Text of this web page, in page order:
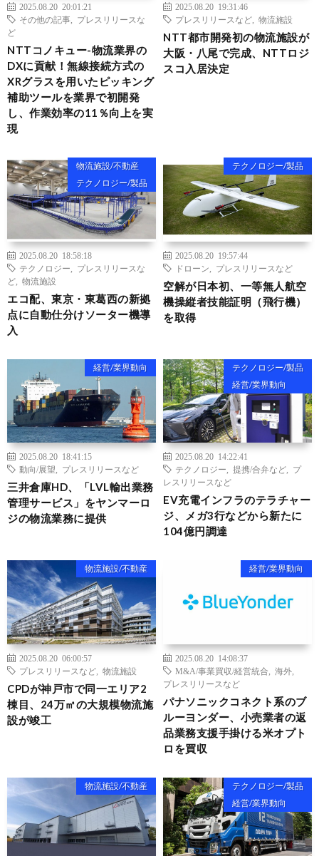
2025.08.20 20:01:21
その他の記事
プレスリリースな
ど
NTTコノキュー-物流業界の
DXに貢献！無線接続方式の
XRグラスを用いたピッキング
補助ツールを業界で初開発
し、作業効率の11％向上を実
現
2025.08.20 19:31:46
プレスリリースなど
物流施設
NTT都市開発初の物流施設が
⼤阪・⼋尾で完成、NTTロジ
スコ入居決定
物流施設/不動産
テクノロジー/製品
2025.08.20 18:58:18
テクノロジー
プレスリリースな
ど
物流施設
エコ配、東京・東葛西の新拠
点に自動仕分けソーター機導
入
テクノロジー/製品
2025.08.20 19:57:44
ドローン
プレスリリースなど
空解が日本初、一等無人航空
機操縦者技能証明（飛行機）
を取得
経営/業界動向
2025.08.20 18:41:15
動向/展望
プレスリリースなど
三井倉庫HD、「LVL輸出業務
管理サービス」をヤンマーロ
ジの物流業務に提供
テクノロジー/製品
経営/業界動向
2025.08.20 14:22:41
テクノロジー
提携/合弁など
プ
レスリリースなど
EV充電インフラのテラチャー
ジ、メガ3行などから新たに
104億円調達
物流施設/不動産
2025.08.20 06:00:57
プレスリリースなど
物流施設
CPDが神戸市で同一エリア2
棟目、24万㎡の大規模物流施
設が竣工
経営/業界動向
2025.08.20 14:08:37
M&A/事業買収/経営統合
海外
プレスリリースなど
パナソニックコネクト系のブ
ルーヨンダー、小売業者の返
品業務支援手掛ける米オプト
ロを買収
物流施設/不動産
テクノロジー/製品
経営/業界動向